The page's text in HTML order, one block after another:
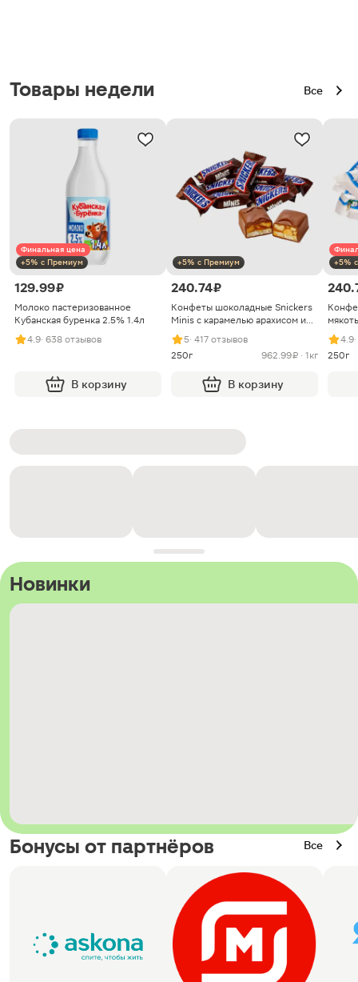
Товары недели Все
Финальная цена
+5% с Премиум
129.99 ₽
Молоко пастеризованное
Кубанская буренка 2.5% 1.4л
4.9· 638 отзывов
В корзину
+5% с Премиум
240.74 ₽
Конфеты шоколадные Snickers
Minis с карамелью арахисом и
нугой
5· 417 отзывов
250г
962.99 ₽ · 1кг
В корзину
+5%
4.9
250г
Новинки
Бонусы от партнёров Все